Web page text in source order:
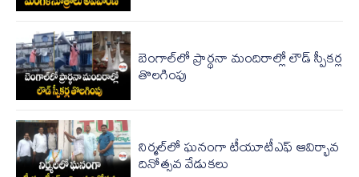
బెంగాల్‌లో ప్రార్థ‌నా మందిరాల్లో లౌడ్ స్పీక‌ర్ల
తొల‌గింపు
నిర్మల్‌‌లో ఘనంగా టీయూటీఎఫ్ ఆవిర్భావ
దినోత్సవ వేడుకలు